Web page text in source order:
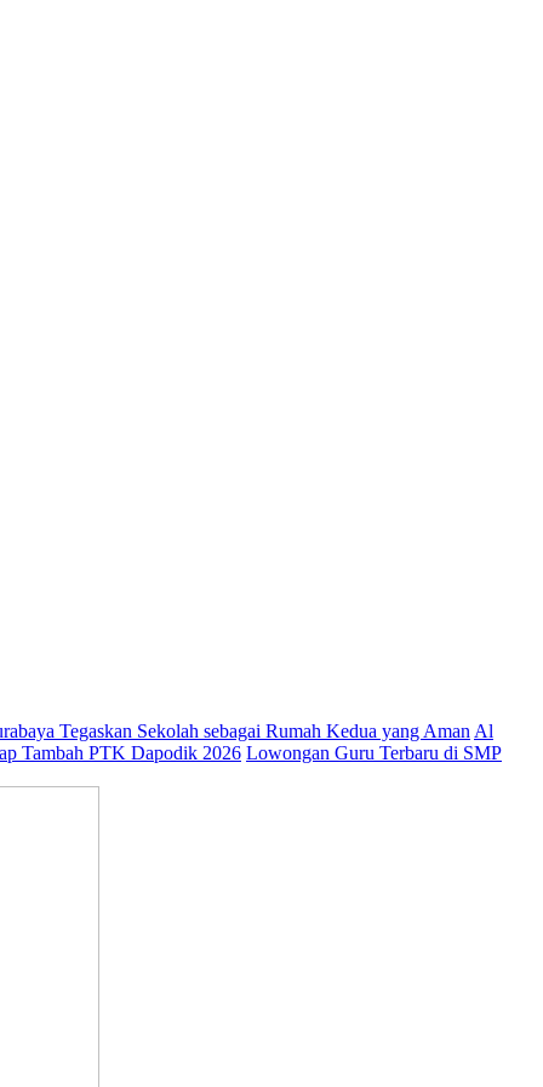
Tegaskan Sekolah sebagai Rumah Kedua yang Aman Al
Tambah PTK Dapodik 2026 Lowongan Guru Terbaru di SMP